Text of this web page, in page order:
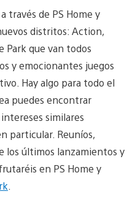
través de PS Home y
distritos: Action,
Park que van todos
y emocionantes juegos
Hay algo para todo el
puedes encontrar
similares
particular. Reuníos,
los últimos lanzamientos y
en PS Home y